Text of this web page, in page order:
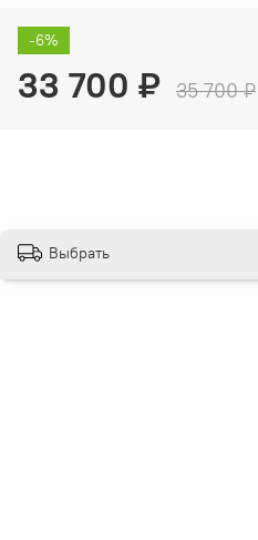
-6%
33 700 ₽ 35 700 ₽
Выбрать